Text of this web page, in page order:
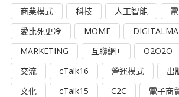
商業模式
科技 人工智能
愛比死更冷
MOME
MARKETING
互聯網+ O2O2O
交流
cTalk16 營運模式 出
文化
cTalk15 C2C
電子商